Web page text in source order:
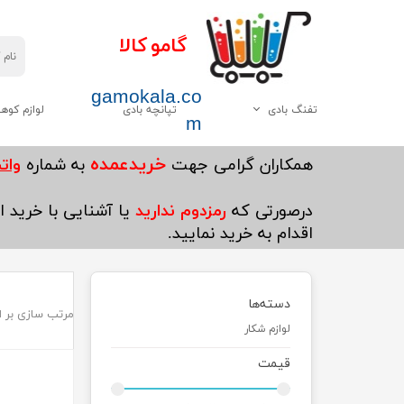
گامو کالا
gamokala.co
m
تفنگ بادی
همه موارد این دسته
وایرخ
تپانچه بادی لوازم
چاقو تبر
کوله پشتی
کفش کوهنوردی
چراغ قوه
​همکاران گرامی جهتخریدعمده به شماره
درصورتی که رمزدوم ندارید یا آشنایی با خرید
اقدام به خرید نمایید.
دسته‌ها
لوازم شکار
قیمت
مرتب سازی